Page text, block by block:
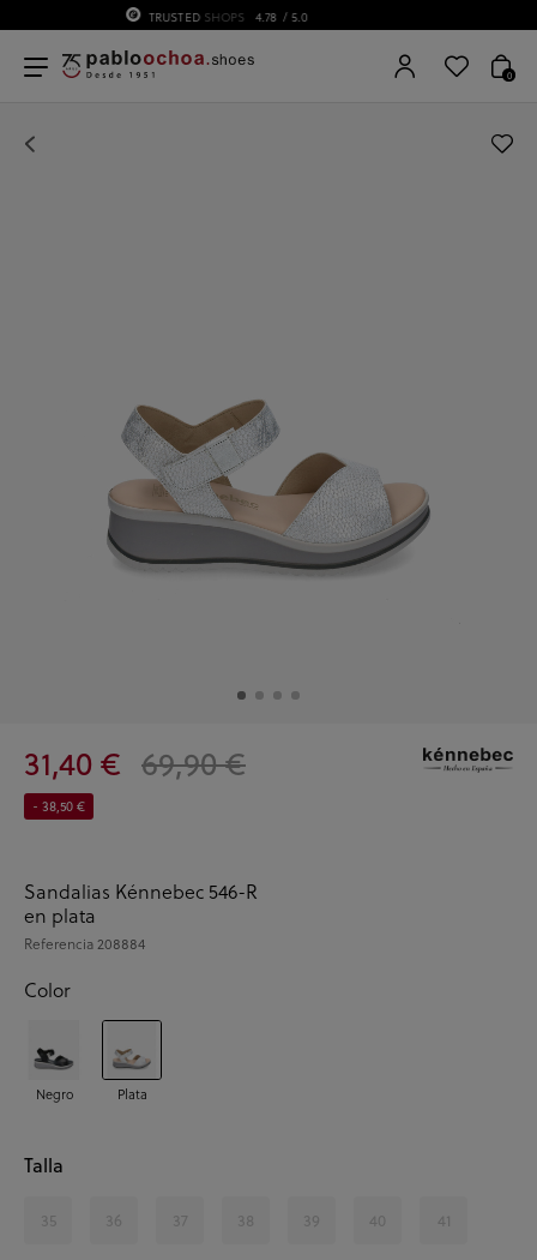
75 ANIVERSARIO | Desde 1951 pabloochoa.shoes
0
31,40 € 69,90 €
- 38,50 €
Sandalias Kénnebec 546-R
en plata
Referencia208884
Color
Negro Plata
Talla
35 36 37 38 39 40 41